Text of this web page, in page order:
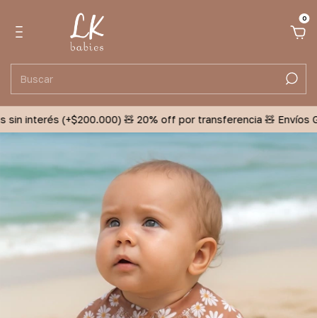
0
interés (+$200.000) 🧸 20% off por transferencia 🧸 Envíos